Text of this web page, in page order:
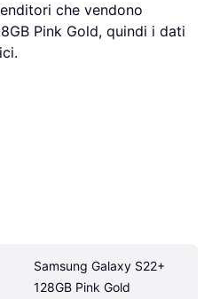
che vendono
Pink Gold, quindi i dati
Samsung Galaxy S22+
128GB Pink Gold